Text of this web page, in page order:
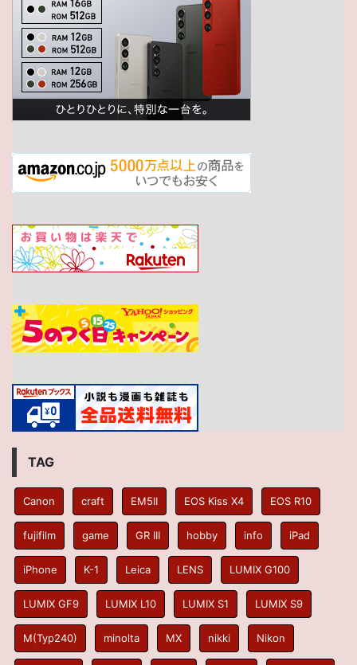
TAG
Canon craft EM5II EOS Kiss X4 EOS R10
fujifilm game GR III hobby info iPad
iPhone K-1 Leica LENS LUMIX G100
LUMIX GF9 LUMIX L10 LUMIX S1 LUMIX S9
M(Typ240) minolta MX nikki Nikon